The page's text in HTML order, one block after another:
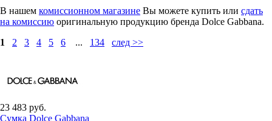
В нашем комиссионном магазине Вы можете купить или сдать
на комиссию оригинальную продукцию бренда Dolce Gabbana.
1
2 3 4 5 6 ... 134 след >>
23 483 руб.
Сумка Dolce Gabbana